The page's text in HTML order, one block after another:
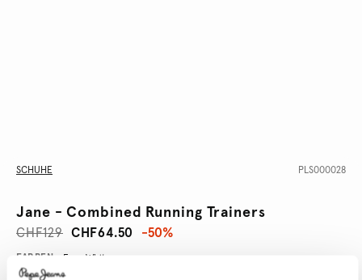
SCHUHE PLS000028
Jane - Combined Running Trainers
CHF64.50
CHF129 -50%
Promotions
Variations
FARBEN: Ecru White